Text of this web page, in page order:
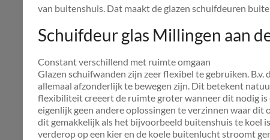
van buitenshuis. Dat maakt de glazen schuifdeuren
Schuifdeur glas Millingen aan
Constant verschillend met ruimte omgaan
Glazen schuifwanden zijn zeer flexibel te gebruiken.
allemaal afzonderlijk te bewegen zijn. Dit betekent
flexibiliteit creeert de ruimte groter wanneer dit nodig is
eigenlijk geen andere oplossingen te verzinnen waar dit
dit gemakkelijk als het bijvoorbeeld buitenshuis te koel
verderop op een kier en de koele buitenlucht stroomt